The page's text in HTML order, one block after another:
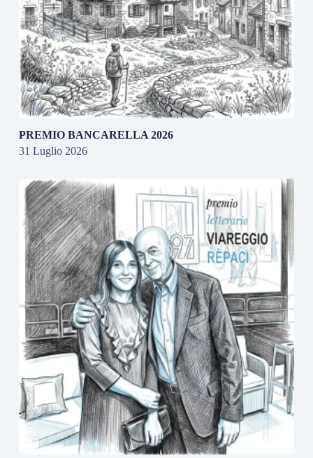
PREMIO BANCARELLA 2026
31 Luglio 2026